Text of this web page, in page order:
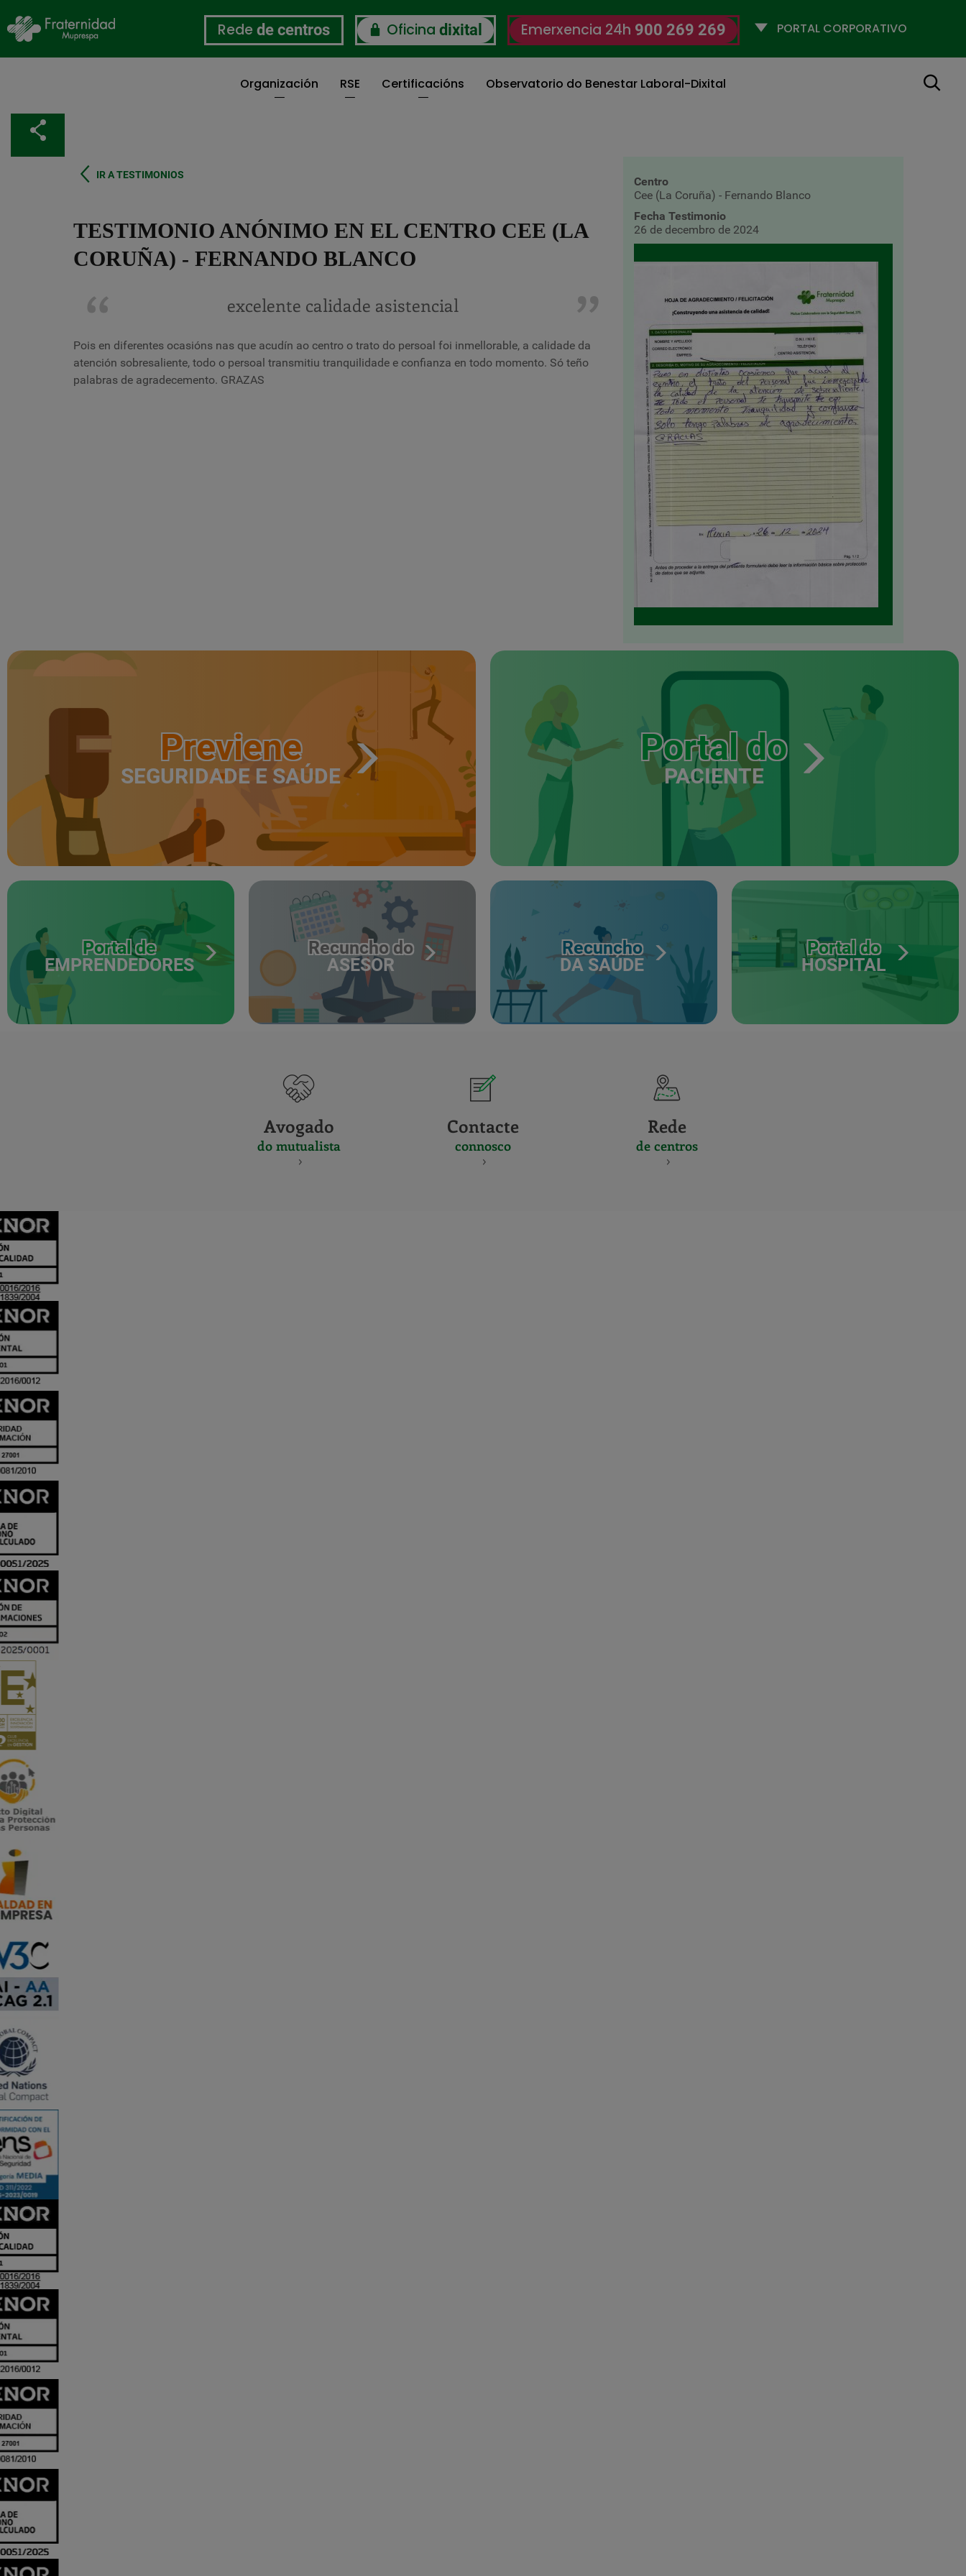
contido
Rede de centros Oficina dixital Emerxencia 24h 900 269 269
Selecciona
Organización RSE Certificacións Observatorio do Benestar Laboral-Dixital Buscar
IR A TESTIMONIOS
TESTIMONIO ANÓNIMO EN EL CENTRO CEE (LA
CORUÑA) - FERNANDO BLANCO
excelente calidade asistencial
Pois en diferentes ocasións nas que acudín ao centro o trato do persoal foi inmellorable, a calidade da
atención sobresaliente, todo o persoal transmitiu tranquilidade e confianza en todo momento. Só teño
palabras de agradecemento. GRAZAS
Centro
Cee (La Coruña) - Fernando Blanco
Fecha Testimonio
26 de decembro de 2024
Previene
SEGURIDADE E SAÚDE
Portal do
PACIENTE
Portal de
EMPRENDEDORES
Recuncho do
ASESOR
Recuncho
DA SAÚDE
Portal do
HOSPITAL
Avogado
do mutualista
Contacte
connosco
Rede
de centros